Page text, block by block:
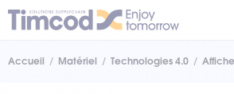
Accueil Matériel Technologies 4.0